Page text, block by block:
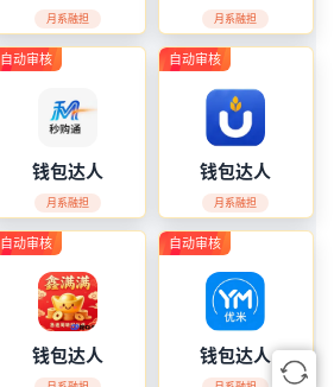
月系融担 月系融担
自动审核
钱包达人
月系融担
自动审核
钱包达人
月系融担
自动审核
钱包达人
自动审核
钱包达人